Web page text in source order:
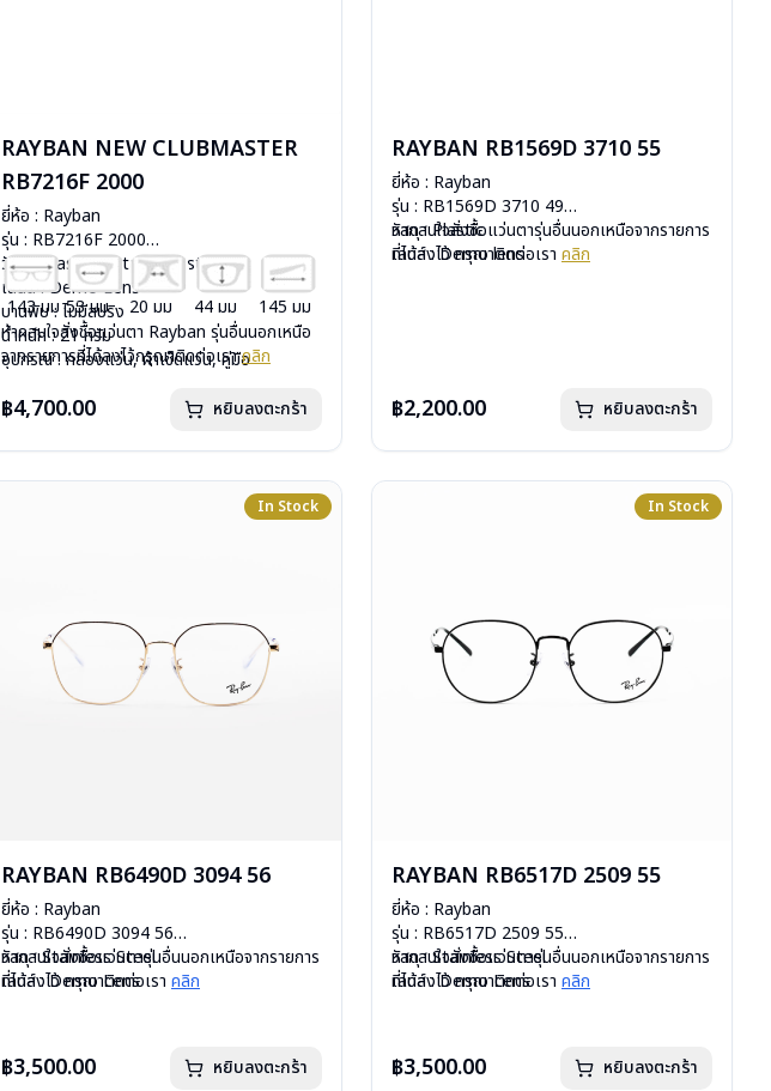
RAYBAN NEW CLUBMASTER
RB7216F 2000
ยี่ห้อ : Rayban
รุ่น : RB7216F 2000
วัสดุ : Plastic – Stainless steel
เลนส์ : Demo Lens
บานพับ : ไม่มีสปริง
น้ำหนัก : 21 กรัม
อุปกรณ์ : กล่องแว่น, ผ้าเช็ดแว่น, คู่มือ
143 มม 53 มม 20 มม 44 มม
145 มม
หากสนใจสั่งชื้อแว่นตา Rayban รุ่นอื่นนอกเหนือ
จากรายการที่ได้ลงไว้กรุณาติดต่อเราคลิก
฿4,700.00 หยิบลงตะกร้า
RAYBAN RB1569D 3710 55
ยี่ห้อ : Rayban
รุ่น : RB1569D 3710 49
วัสดุ : Plastic
เลนส์ : Demo lens
หากสนใจสั่งชื้อแว่นตารุ่นอื่นนอกเหนือจากรายการ
ที่ได้ลงไว้ กรุณาติดต่อเรา คลิก
฿2,200.00 หยิบลงตะกร้า
In Stock
RAYBAN RB6490D 3094 56
ยี่ห้อ : Rayban
รุ่น : RB6490D 3094 56
วัสดุ : Stainless Steel
เลนส์ : Demo Lens
อุปกรณ์ : กล่องแว่น, ผ้าเช็ดแว่น, คู่มือ
การรับประกัน : 2 ปี (ประกันศูนย์ Luxottica )
หากสนใจสั่งชื้อแว่นตารุ่นอื่นนอกเหนือจากรายการ
ที่ได้ลงไว้ กรุณาติดต่อเรา คลิก
฿3,500.00 หยิบลงตะกร้า
In Stock
RAYBAN RB6517D 2509 55
ยี่ห้อ : Rayban
รุ่น : RB6517D 2509 55
วัสดุ : Stainless Steel
เลนส์ : Demo Lens
อุปกรณ์ : กล่องแว่น, ผ้าเช็ดแว่น, คู่มือ
การรับประกัน : 2 ปี (ประกันศูนย์ Luxottica )
หากสนใจสั่งชื้อแว่นตารุ่นอื่นนอกเหนือจากรายการ
ที่ได้ลงไว้ กรุณาติดต่อเรา คลิก
฿3,500.00 หยิบลงตะกร้า